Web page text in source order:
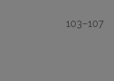
103–107